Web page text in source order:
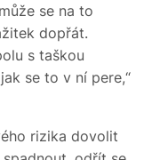
se na to
dopřát.
s taškou
se to v ní pere,“
rizika dovolit